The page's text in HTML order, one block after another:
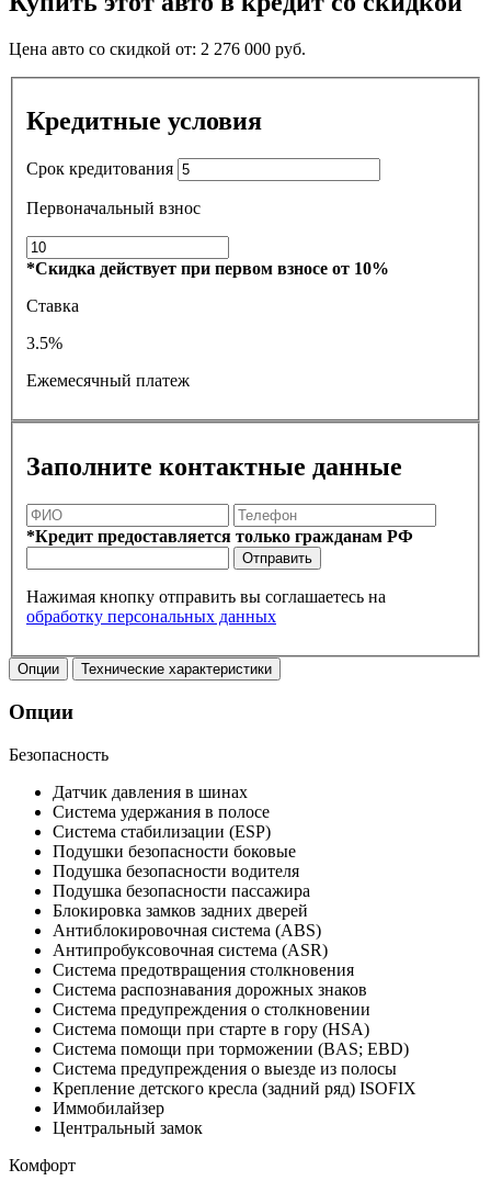
Цена авто со скидкой от: 2 276 000 руб.
Кредитные условия
Срок кредитования
Первоначальный взнос
*Скидка действует при первом взносе от 10%
Ставка
3.5%
Ежемесячный платеж
Заполните контактные данные
*Кредит предоставляется только гражданам РФ
Отправить
Нажимая кнопку отправить вы соглашаетесь на
обработку персональных данных
Опции Технические характеристики
Опции
Безопасность
Датчик давления в шинах
Система удержания в полосе
Система стабилизации (ESP)
Подушки безопасности боковые
Подушка безопасности водителя
Подушка безопасности пассажира
Блокировка замков задних дверей
Антиблокировочная система (ABS)
Антипробуксовочная система (ASR)
Система предотвращения столкновения
Система распознавания дорожных знаков
Система предупреждения о столкновении
Система помощи при старте в гору (HSA)
Система помощи при торможении (BAS; EBD)
Система предупреждения о выезде из полосы
Крепление детского кресла (задний ряд) ISOFIX
Иммобилайзер
Центральный замок
Комфорт